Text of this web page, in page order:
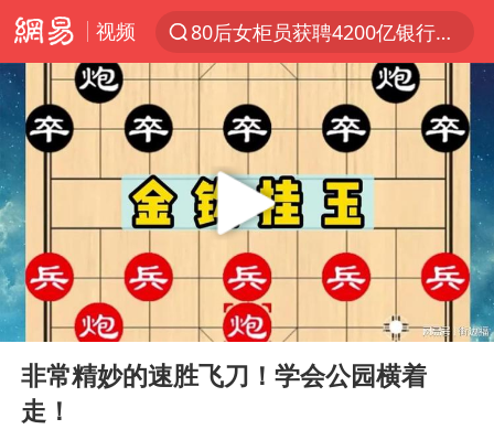
视频
80后女柜员获聘4200亿银行副行长
聚“绿”成势，结构转型活力足
金饰克价大幅跳涨
台风“白海豚”影响中国已成定局
因凡蒂诺首次公开道歉
Play
00:00
非常精妙的速胜飞刀！学会公园横着
走！